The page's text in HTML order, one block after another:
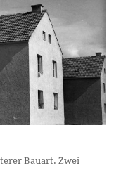
Bauart. Zwei